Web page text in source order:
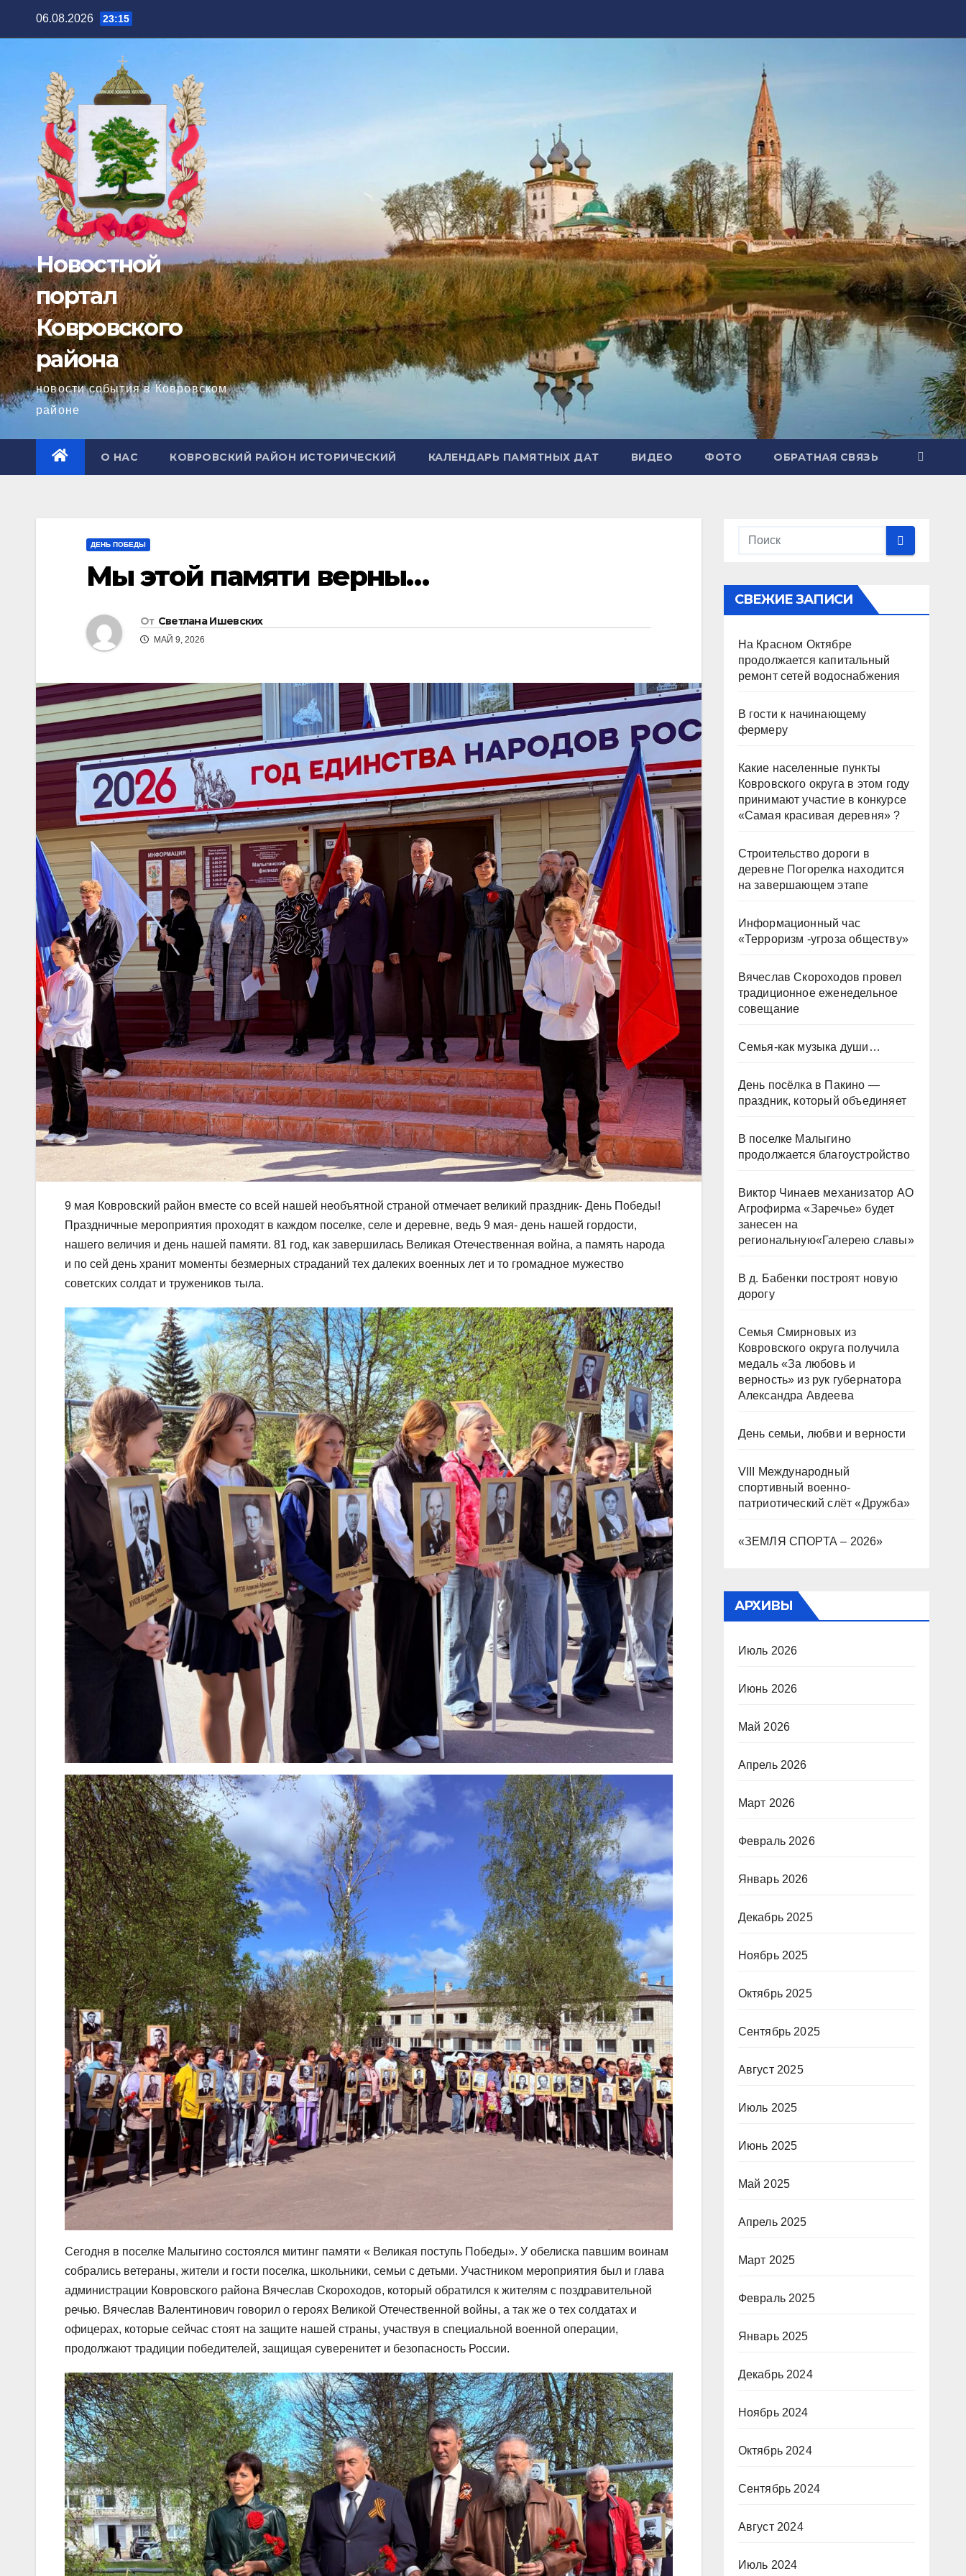
06.08.2026 23:15
Новостной
портал
Ковровского
района
новости события в Ковровском
районе
О НАС КОВРОВСКИЙ РАЙОН ИСТОРИЧЕСКИЙ КАЛЕНДАРЬ ПАМЯТНЫХ ДАТ ВИДЕО ФОТО ОБРАТНАЯ СВЯЗЬ
ДЕНЬ ПОБЕДЫ
Мы этой памяти верны…
От Светлана Ишевских
МАЙ 9, 2026
9 мая Ковровский район вместе со всей нашей необъятной страной отмечает великий праздник- День Победы!
Праздничные мероприятия проходят в каждом поселке, селе и деревне, ведь 9 мая- день нашей гордости,
нашего величия и день нашей памяти. 81 год, как завершилась Великая Отечественная война, а память народа
и по сей день хранит моменты безмерных страданий тех далеких военных лет и то громадное мужество
советских солдат и тружеников тыла.
Сегодня в поселке Малыгино состоялся митинг памяти « Великая поступь Победы». У обелиска павшим воинам
собрались ветераны, жители и гости поселка, школьники, семьи с детьми. Участником мероприятия был и глава
администрации Ковровского района Вячеслав Скороходов, который обратился к жителям с поздравительной
речью. Вячеслав Валентинович говорил о героях Великой Отечественной войны, а так же о тех солдатах и
офицерах, которые сейчас стоят на защите нашей страны, участвуя в специальной военной операции,
продолжают традиции победителей, защищая суверенитет и безопасность России.
СВЕЖИЕ ЗАПИСИ
На Красном Октябре
продолжается капитальный
ремонт сетей водоснабжения
В гости к начинающему
фермеру
Какие населенные пункты
Ковровского округа в этом году
принимают участие в конкурсе
«Самая красивая деревня» ?
Строительство дороги в
деревне Погорелка находится
на завершающем этапе
Информационный час
«Терроризм -угроза обществу»
Вячеслав Скороходов провел
традиционное еженедельное
совещание
Семья-как музыка души…
День посёлка в Пакино —
праздник, который объединяет
В поселке Малыгино
продолжается благоустройство
Виктор Чинаев механизатор АО
Агрофирма «Заречье» будет
занесен на
региональную«Галерею славы»
В д. Бабенки построят новую
дорогу
Семья Смирновых из
Ковровского округа получила
медаль «За любовь и
верность» из рук губернатора
Александра Авдеева
День семьи, любви и верности
VIII Международный
спортивный военно-
патриотический слёт «Дружба»
«ЗЕМЛЯ СПОРТА – 2026»
АРХИВЫ
Июль 2026
Июнь 2026
Май 2026
Апрель 2026
Март 2026
Февраль 2026
Январь 2026
Декабрь 2025
Ноябрь 2025
Октябрь 2025
Сентябрь 2025
Август 2025
Июль 2025
Июнь 2025
Май 2025
Апрель 2025
Март 2025
Февраль 2025
Январь 2025
Декабрь 2024
Ноябрь 2024
Октябрь 2024
Сентябрь 2024
Август 2024
Июль 2024